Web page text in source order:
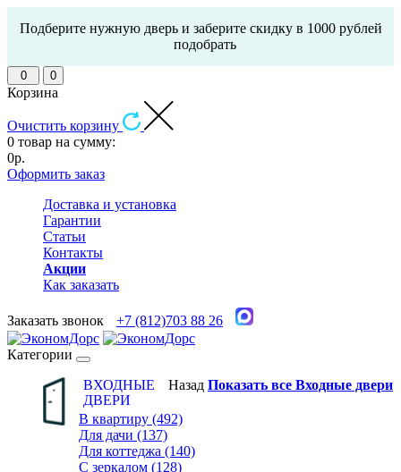
Подберите нужную дверь и заберите скидку в 1000 рублей
подобрать
0 0
Корзина
Очистить корзину
0 товар на сумму:
0р.
Оформить заказ
Доставка и установка
Гарантии
Статьи
Контакты
Акции
Как заказать
Заказать звонок +7 (812)703 88 26
Категории
ВХОДНЫЕ
ДВЕРИ
Назад Показать все Входные двери
В квартиру (492)
Для дачи (137)
Для коттеджа (140)
С зеркалом (128)